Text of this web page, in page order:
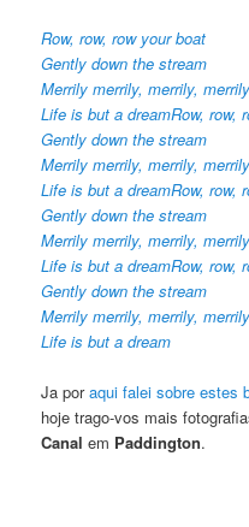
Row, row, row your boat
Gently down the stream
Merrily merrily, merrily, merrily
Life is but a dreamRow, row,
Gently down the stream
Merrily merrily, merrily, merrily
Life is but a dreamRow, row,
Gently down the stream
Merrily merrily, merrily, merrily
Life is but a dreamRow, row,
Gently down the stream
Merrily merrily, merrily, merrily
Life is but a dream
Ja poraqui falei sobre estes
hoje trago-vos mais
Canal em Paddington.